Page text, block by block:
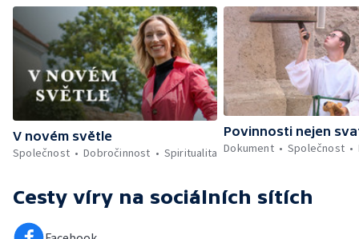
V novém světle
Společnost
Dobročinnost Spiritualita
Povinnosti nejen
Dokument
Společnost
Cesty víry na sociálních sítích